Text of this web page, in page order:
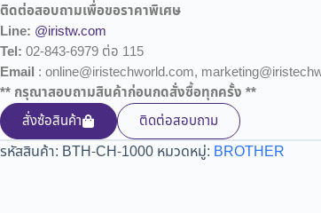
ติดต่อสอบถามเพื่อขอราคาพิเศษ
Line: @iristw.com
Tel: 02-843-6979 ต่อ 115
Email : online@iristechworld.com,
** กรุณาสอบถามสินค้าก่อนกดสั่งซื้อทุกครั้ง **
สั่งซ้อสินค้า
ติดต่อสอบถาม
รหัสสินค้า: BTH-CH-1000 หมวดหมู่: BROTHER